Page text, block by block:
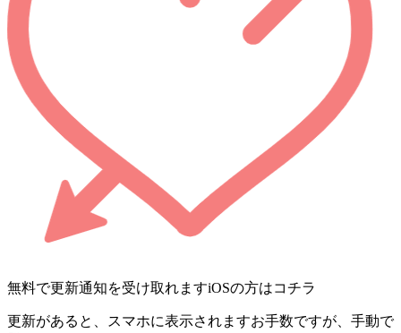
無料で更新通知を受け取れますiOSの方はコチラ
更新があると、スマホに表示されますお手数ですが、手動で